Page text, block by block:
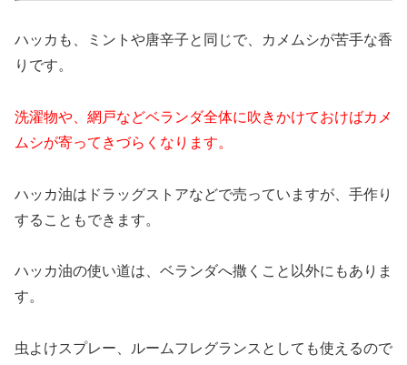
ハッカも、ミントや唐辛子と同じで、カメムシが苦手な香
りです。
洗濯物や、網戸などベランダ全体に吹きかけておけばカメ
ムシが寄ってきづらくなります。
ハッカ油はドラッグストアなどで売っていますが、手作り
することもできます。
ハッカ油の使い道は、ベランダへ撒くこと以外にもありま
す。
虫よけスプレー、ルームフレグランスとしても使えるので